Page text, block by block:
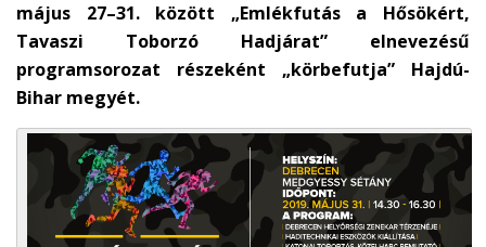
május 27–31. között „Emlékfutás a Hősökért,
Tavaszi Toborzó Hadjárat” elnevezésű
programsorozat részeként „körbefutja” Hajdú-
Bihar megyét.